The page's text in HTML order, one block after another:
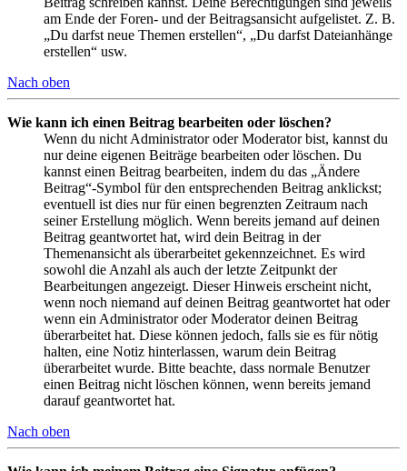
am Ende der Foren- und der Beitragsansicht aufgelistet. Z. B.
„Du darfst neue Themen erstellen“, „Du darfst Dateianhänge
erstellen“ usw.
Nach oben
Wie kann ich einen Beitrag bearbeiten oder löschen?
Wenn du nicht Administrator oder Moderator bist, kannst du
nur deine eigenen Beiträge bearbeiten oder löschen. Du
kannst einen Beitrag bearbeiten, indem du das „Ändere
Beitrag“-Symbol für den entsprechenden Beitrag anklickst;
eventuell ist dies nur für einen begrenzten Zeitraum nach
seiner Erstellung möglich. Wenn bereits jemand auf deinen
Beitrag geantwortet hat, wird dein Beitrag in der
Themenansicht als überarbeitet gekennzeichnet. Es wird
sowohl die Anzahl als auch der letzte Zeitpunkt der
Bearbeitungen angezeigt. Dieser Hinweis erscheint nicht,
wenn noch niemand auf deinen Beitrag geantwortet hat oder
wenn ein Administrator oder Moderator deinen Beitrag
überarbeitet hat. Diese können jedoch, falls sie es für nötig
halten, eine Notiz hinterlassen, warum dein Beitrag
überarbeitet wurde. Bitte beachte, dass normale Benutzer
einen Beitrag nicht löschen können, wenn bereits jemand
darauf geantwortet hat.
Nach oben